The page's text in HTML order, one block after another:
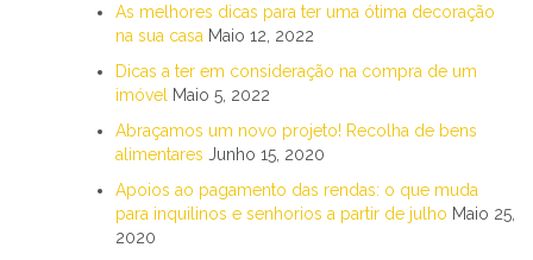
As melhores dicas para ter uma ótima decoração
na sua casa Maio 12, 2022
Dicas a ter em consideração na compra de um
imóvel
Maio 5, 2022
Abraçamos um novo projeto! Recolha de bens
alimentares Junho 15, 2020
Apoios ao pagamento das rendas: o que muda
para inquilinos e senhorios a partir de julho Maio 25,
2020